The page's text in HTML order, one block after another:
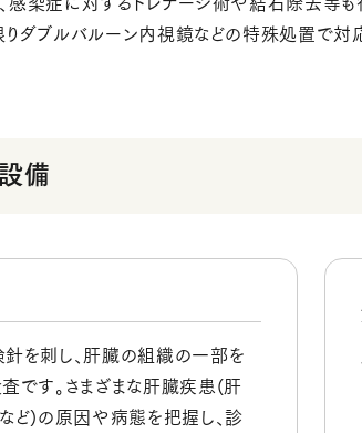
りダブルバルーン内視鏡などの特殊処置で対
備
を刺し、肝臓の組織の一部を
です。さまざまな肝臓疾患(肝
ど)の原因や病態を把握し、診